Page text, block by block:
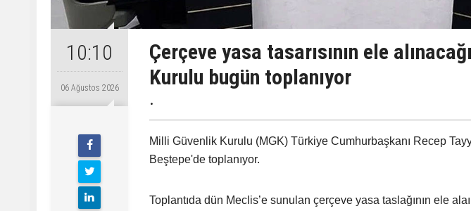
10:10
06 Ağustos 2026
Çerçeve yasa tasarısının ele
Kurulu bugün toplanıyor
.
Milli Güvenlik Kurulu (MGK) Türkiye Cumhurbaşkanı Recep
Beştepe'de toplanıyor.
Toplantıda dün Meclis’e sunulan çerçeve yasa taslağının ele